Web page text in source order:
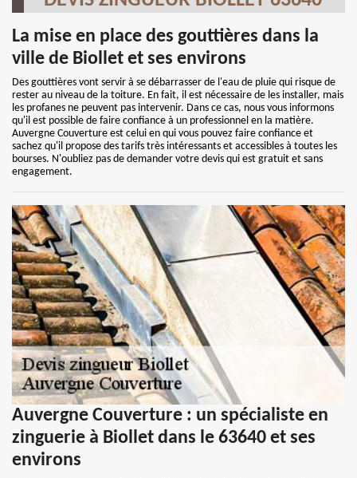
La mise en place des gouttières dans la
ville de Biollet et ses environs
Des gouttières vont servir à se débarrasser de l'eau de pluie qui risque de
rester au niveau de la toiture. En fait, il est nécessaire de les installer, mais
les profanes ne peuvent pas intervenir. Dans ce cas, nous vous informons
qu'il est possible de faire confiance à un professionnel en la matière.
Auvergne Couverture est celui en qui vous pouvez faire confiance et
sachez qu'il propose des tarifs très intéressants et accessibles à toutes les
bourses. N'oubliez pas de demander votre devis qui est gratuit et sans
engagement.
Auvergne Couverture : un spécialiste en
zinguerie à Biollet dans le 63640 et ses
environs